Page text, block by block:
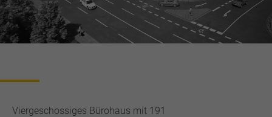
Viergeschossiges Bürohaus mit 191